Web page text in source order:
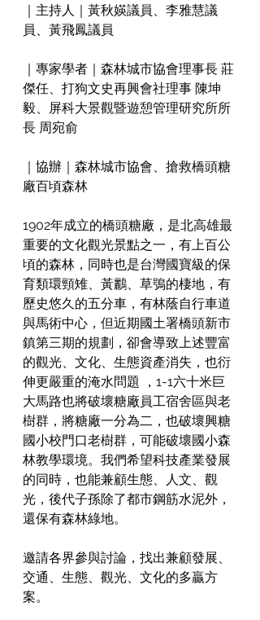
｜主持人｜黃秋媖議員、李雅慧議
員、黃飛鳳議員
｜專家學者｜森林城市協會理事長 莊
傑任、打狗文史再興會社理事 陳坤
毅、屏科大景觀暨遊憩管理研究所所
長 周宛俞
｜協辦｜森林城市協會、搶救橋頭糖
廠百頃森林
1902年成立的橋頭糖廠，是北高雄最
重要的文化觀光景點之一，有上百公
頃的森林，同時也是台灣國寶級的保
育類環頸雉、黃鸝、草鴞的棲地，有
歷史悠久的五分車，有林蔭自行車道
與馬術中心，但近期國土署橋頭新市
鎮第三期的規劃，卻會導致上述豐富
的觀光、文化、生態資產消失，也衍
伸更嚴重的淹水問題 ，1-1六十米巨
大馬路也將破壞糖廠員工宿舍區與老
樹群，將糖廠一分為二，也破壞興糖
國小校門口老樹群，可能破壞國小森
林教學環境。我們希望科技產業發展
的同時，也能兼顧生態、人文、觀
光，後代子孫除了都市鋼筋水泥外，
還保有森林綠地。
邀請各界參與討論，找出兼顧發展、
交通、生態、觀光、文化的多贏方
案。